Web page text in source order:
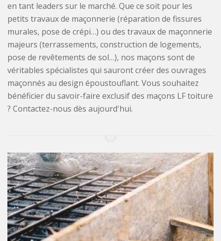
en tant leaders sur le marché. Que ce soit pour les
petits travaux de maçonnerie (réparation de fissures
murales, pose de crépi…) ou des travaux de maçonnerie
majeurs (terrassements, construction de logements,
pose de revêtements de sol…), nos maçons sont de
véritables spécialistes qui sauront créer des ouvrages
maçonnés au design époustouflant. Vous souhaitez
bénéficier du savoir-faire exclusif des maçons LF toiture
? Contactez-nous dès aujourd'hui.